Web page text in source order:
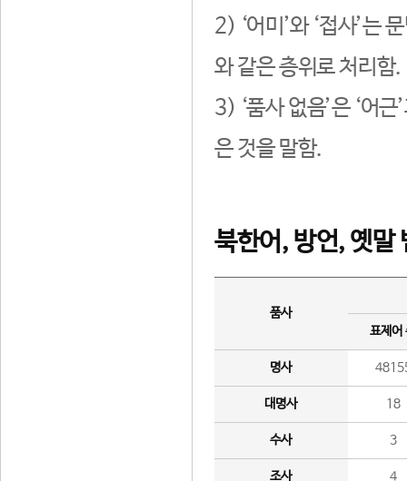
2) ‘어미’와 ‘접사’는
와 같은 층위로 처리함.
3) ‘품사 없음’은 ‘어
은 것을 말함.
북한어, 방언, 옛말
품사
표제어
명사
대명사 18
수사 3
조사 4